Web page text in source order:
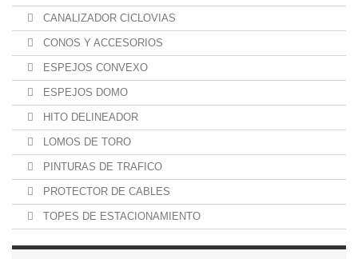
CANALIZADOR CICLOVIAS
CONOS Y ACCESORIOS
ESPEJOS CONVEXO
ESPEJOS DOMO
HITO DELINEADOR
LOMOS DE TORO
PINTURAS DE TRAFICO
PROTECTOR DE CABLES
TOPES DE ESTACIONAMIENTO